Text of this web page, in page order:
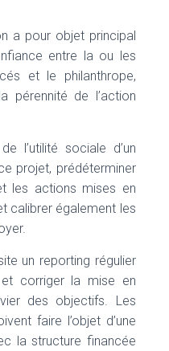
a pour objet principal
entre la ou les
et le philanthrope,
pérennité de l’action
l’utilité sociale d’un
projet, prédéterminer
les actions mises en
calibrer également les
un reporting régulier
corriger la mise en
des objectifs. Les
faire l’objet d’une
la structure financée